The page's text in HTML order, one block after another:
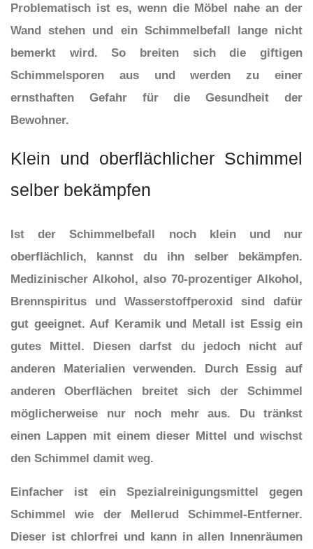
Problematisch ist es, wenn die Möbel nahe an der
Wand stehen und ein Schimmelbefall lange nicht
bemerkt wird. So breiten sich die giftigen
Schimmelsporen aus und werden zu einer
ernsthaften Gefahr für die Gesundheit der
Bewohner.
Klein und oberflächlicher Schimmel
selber bekämpfen
Ist der Schimmelbefall noch klein und nur
oberflächlich, kannst du ihn selber bekämpfen.
Medizinischer Alkohol, also 70-prozentiger Alkohol,
Brennspiritus und Wasserstoffperoxid sind dafür
gut geeignet. Auf Keramik und Metall ist Essig ein
gutes Mittel. Diesen darfst du jedoch nicht auf
anderen Materialien verwenden. Durch Essig auf
anderen Oberflächen breitet sich der Schimmel
möglicherweise nur noch mehr aus. Du tränkst
einen Lappen mit einem dieser Mittel und wischst
den Schimmel damit weg.
Einfacher ist ein Spezialreinigungsmittel gegen
Schimmel wie der Mellerud Schimmel-Entferner.
Dieser ist chlorfrei und kann in allen Innenräumen